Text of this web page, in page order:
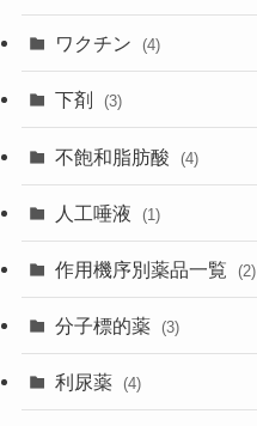
ワクチン (4)
下剤 (3)
不飽和脂肪酸 (4)
人工唾液 (1)
作用機序別薬品一覧 (2)
分子標的薬 (3)
利尿薬 (4)